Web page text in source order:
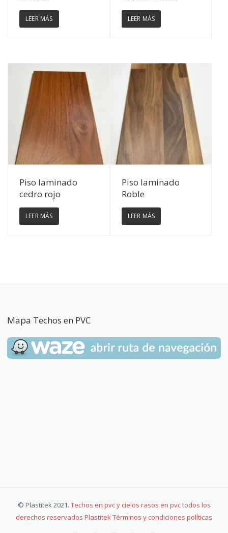
LEER MÁS LEER MÁS
Ver Detalles
Piso laminado
cedro rojo
LEER MÁS
Ver Detalles
Piso laminado
Roble
LEER MÁS
Mapa Techos en PVC
© Plastitek 2021. Techos en pvc y cielos rasos en pvc todos los
derechos reservados Plastitek Términos y condiciones políticas